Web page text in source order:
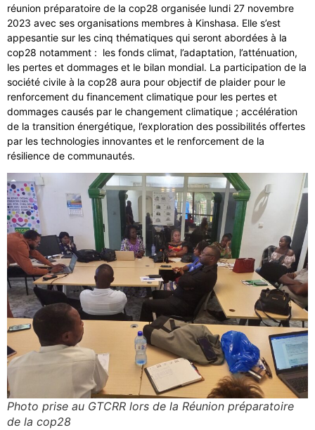
réunion préparatoire de la cop28 organisée lundi 27 novembre
2023 avec ses organisations membres à Kinshasa. Elle s’est
appesantie sur les cinq thématiques qui seront abordées à la
cop28 notamment : les fonds climat, l’adaptation, l’atténuation,
les pertes et dommages et le bilan mondial. La participation de la
société civile à la cop28 aura pour objectif de plaider pour le
renforcement du financement climatique pour les pertes et
dommages causés par le changement climatique ; accélération
de la transition énergétique, l’exploration des possibilités offertes
par les technologies innovantes et le renforcement de la
résilience de communautés.
Photo prise au GTCRR lors de la Réunion préparatoire
de la cop28